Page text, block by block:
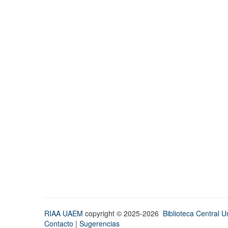
RIAA UAEM copyright © 2025-2026 Biblioteca Central
Contacto | Sugerencias